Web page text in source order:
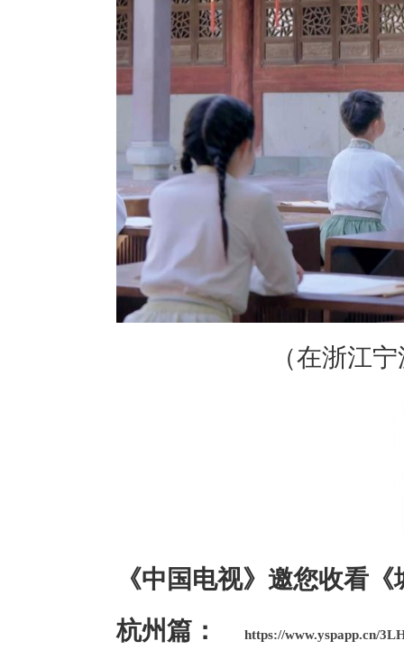
（在浙江
《中国电视》邀您收看
杭州篇：
https://www.yspapp.cn/